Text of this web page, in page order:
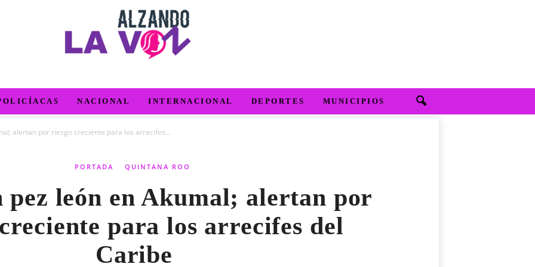
NACIONAL INTERNACIONAL DEPORTES MUNICIPIOS
alertan por riesgo creciente para los arrecifes...
PORTADA QUINTANA ROO
pez león en Akumal; alertan por
para los arrecifes del
Caribe